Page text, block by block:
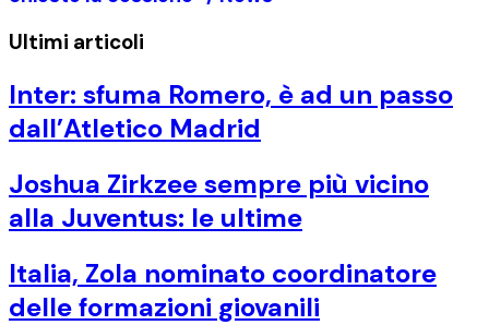
Ultimi articoli
Inter: sfuma Romero, è ad un passo
dall’Atletico Madrid
Joshua Zirkzee sempre più vicino
alla Juventus: le ultime
Italia, Zola nominato coordinatore
delle formazioni giovanili